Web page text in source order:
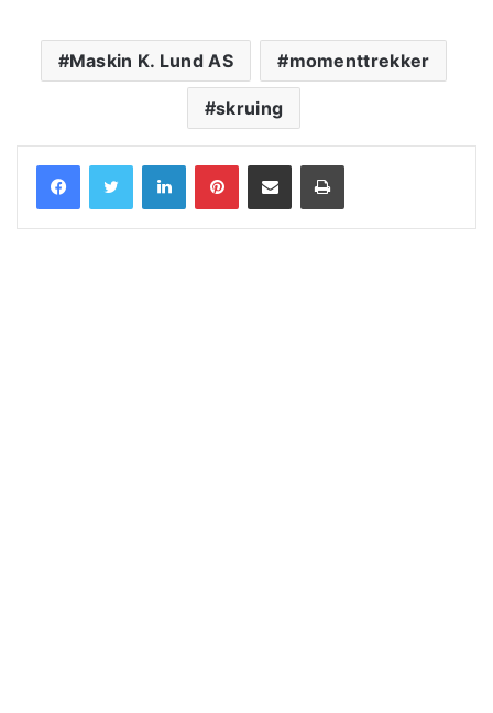
Maskin K. Lund AS momenttrekker
skruing
LinkedInPinterestShare via Email Print